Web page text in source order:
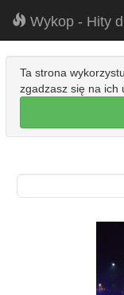
Wykop - Hity
Ta strona
zgadzasz się na ich